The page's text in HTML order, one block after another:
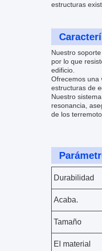
estructuras
Nuestro
por lo que
edificio.
Ofrecemos una
estructuras de
Nuestro
resonancia,
de los
Durabilidad
Acaba.
Tamaño
El material